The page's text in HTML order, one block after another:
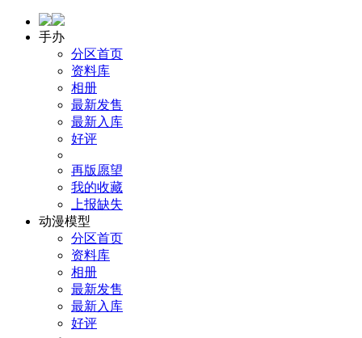
手办
分区首页
资料库
相册
最新发售
最新入库
好评
再版愿望
我的收藏
上报缺失
动漫模型
分区首页
资料库
相册
最新发售
最新入库
好评